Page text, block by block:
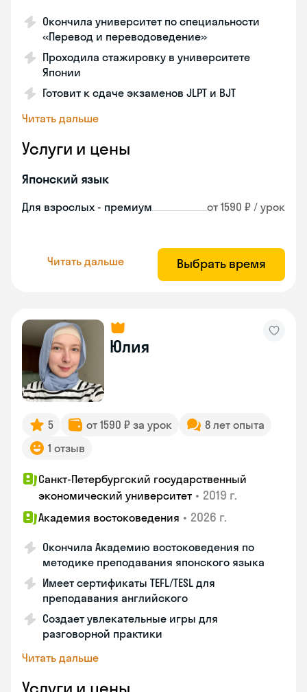
Окончила университет по специальности
«Перевод и переводоведение»
Проходила стажировку в университете
Японии
Готовит к сдаче экзаменов JLPT и BJT
Читать дальше
Услуги и цены
Японский язык
Для взрослых - премиум от 1590 ₽ / урок
Читать дальше Выбрать время
Юлия
5 от 1590 ₽ за урок
8 лет опыта
1 отзыв
Санкт-Петербургский государственный
экономический университет • 2019 г.
Академия востоковедения • 2026 г.
Окончила Академию востоковедения по
методике преподавания японского языка
Имеет сертификаты TEFL/TESL для
преподавания английского
Создает увлекательные игры для
разговорной практики
Читать дальше
Услуги и цены